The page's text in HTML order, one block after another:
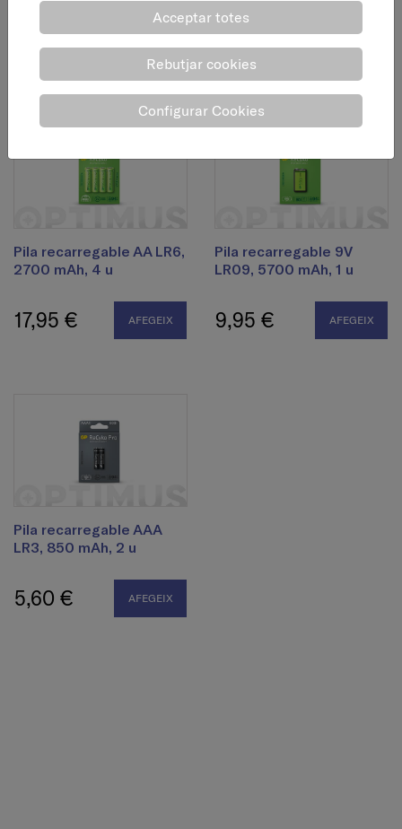
6,95 € 9,95 €
Pila recarregable AA LR6,
2700 mAh, 4 u
17,95 € AFEGEIX
Pila recarregable 9V
LR09, 5700 mAh, 1 u
9,95 € AFEGEIX
Pila recarregable AAA
LR3, 850 mAh, 2 u
5,60 € AFEGEIX
Acceptar totes
Rebutjar cookies
Configurar Cookies